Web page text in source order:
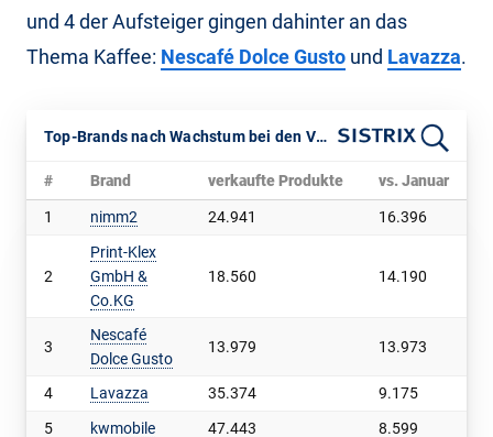
und 4 der Aufsteiger gingen dahinter an das
Thema Kaffee: Nescafé Dolce Gusto und Lavazza.
Top-Brands nach Wachstum bei den Verkäufen Februar vs. Januar 2026
# Brand verkaufte Produkte vs. Januar
1 nimm2 24.941 16.396
2
Print-Klex
GmbH &
Co.KG
18.560 14.190
3
Nescafé
Dolce Gusto
13.979 13.973
4 Lavazza 35.374 9.175
5
kwmobile 47.443 8.599